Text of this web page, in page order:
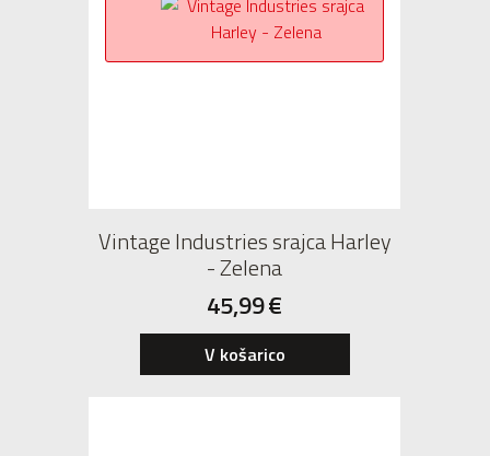
Vintage Industries srajca Harley
- Zelena
45,99€
V košarico